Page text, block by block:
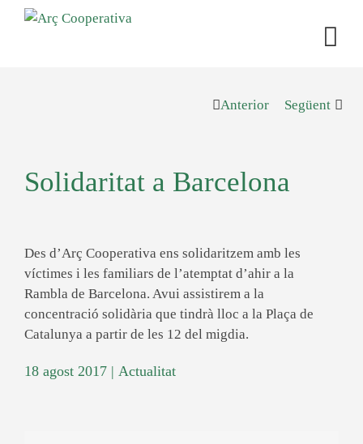
Anterior Següent
Solidaritat a Barcelona
Des d’Arç Cooperativa ens solidaritzem amb les
víctimes i les familiars de l’atemptat d’ahir a la
Rambla de Barcelona. Avui assistirem a la
concentració solidària que tindrà lloc a la Plaça de
Catalunya a partir de les 12 del migdia.
18 agost 2017 | Actualitat